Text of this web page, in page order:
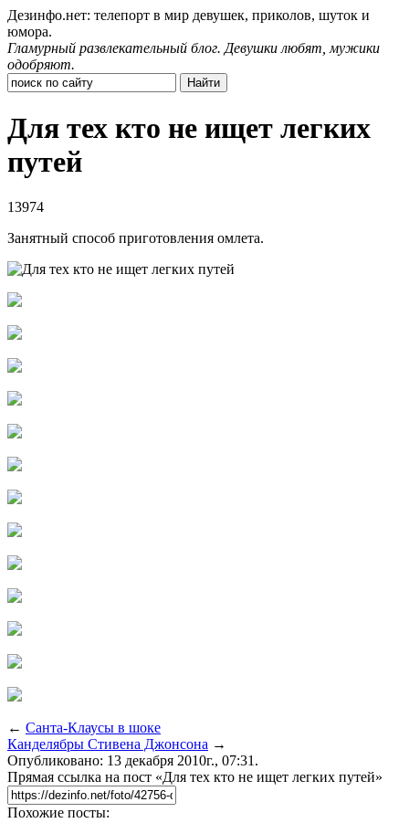
Дезинфо.нет: телепорт в мир девушек, приколов, шуток и
юмора.
Гламурный развлекательный блог. Девушки любят, мужики
одобряют.
Для тех кто не ищет легких
путей
13974
Занятный способ приготовления омлета.
← Санта-Клаусы в шоке
Канделябры Стивена Джонсона →
Опубликовано: 13 декабря 2010г., 07:31.
Прямая ссылка на пост «Для тех кто не ищет легких путей»
Похожие посты: